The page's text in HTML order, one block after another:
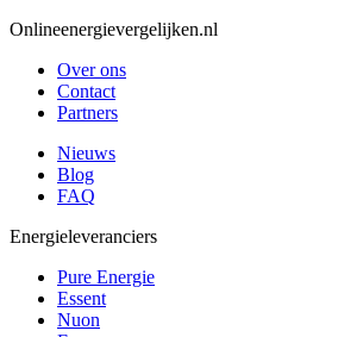
Onlineenergievergelijken.nl
Over ons
Contact
Partners
Nieuws
Blog
FAQ
Energieleveranciers
Pure Energie
Essent
Nuon